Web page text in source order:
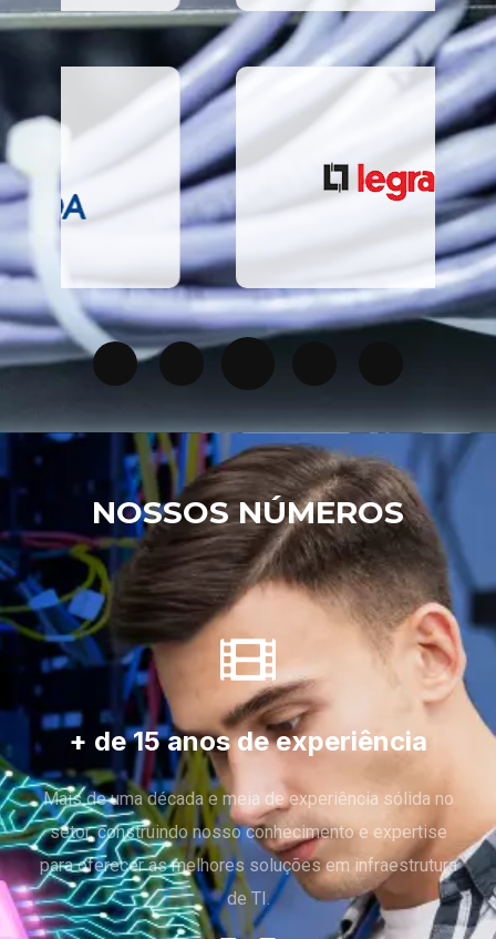
NOSSOS NÚMEROS
+ de 15 anos de experiência
Mais de uma década e meia de experiência sólida no
setor, construindo nosso conhecimento e expertise
para oferecer as melhores soluções em infraestrutura
de TI.